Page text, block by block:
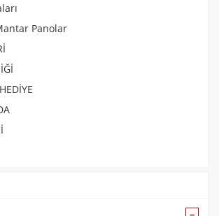
Panolar